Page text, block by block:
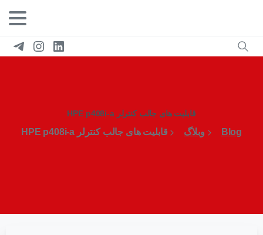
قابلیت های جالب کنترلر HPE p408i-a
Blog وبلاگ قابلیت های جالب کنترلر HPE p408i-a